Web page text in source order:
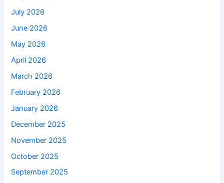
July 2026
June 2026
May 2026
April 2026
March 2026
February 2026
January 2026
December 2025
November 2025
October 2025
September 2025